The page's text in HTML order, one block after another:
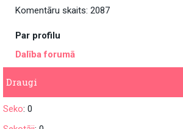
Komentāru skaits: 2087
Par profilu
Dalība forumā
Draugi
Seko: 0